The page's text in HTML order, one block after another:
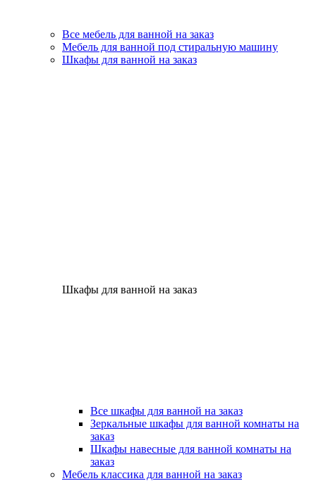
Все мебель для ванной на заказ
Мебель для ванной под стиральную машину
Шкафы для ванной на заказ
Шкафы для ванной на заказ
Все шкафы для ванной на заказ
Зеркальные шкафы для ванной комнаты на
заказ
Шкафы навесные для ванной комнаты на
заказ
Мебель классика для ванной на заказ